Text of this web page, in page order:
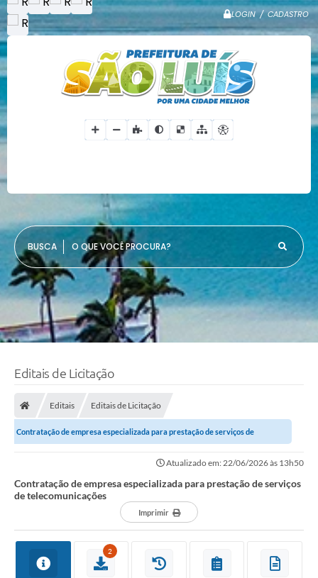
LOGIN / CADASTRO
O QUE VOCÊ PROCURA?
Editais de Licitação
Editais Editais de Licitação
Contratação de empresa especializada para prestação de serviços de
Atualizado em: 22/06/2026 às 13h50
Contratação de empresa especializada para prestação de serviços
de telecomunicações
Imprimir
2